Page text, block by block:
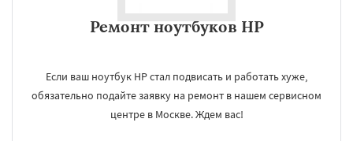
Ремонт ноутбуков HP
Если ваш ноутбук HP стал подвисать и работать хуже,
обязательно подайте заявку на ремонт в нашем сервисном
центре в Москве. Ждем вас!